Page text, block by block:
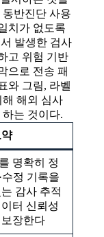
반진단 사용
치가 없도록
발생한 검사
고 위험 기반
으로 전송 패
와 그림, 라벨
해외 심사
는 것이다.
명확히 정
수정 기록을
감사 추적
터 신뢰성
장한다